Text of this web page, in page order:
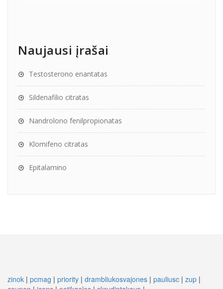
Naujausi įrašai
Testosterono enantatas
Sildenafilio citratas
Nandrolono fenilpropionatas
Klomifeno citratas
Epitalamino
zinok | pcmag | priority | drambliukosvajones | pauliusc | zup |